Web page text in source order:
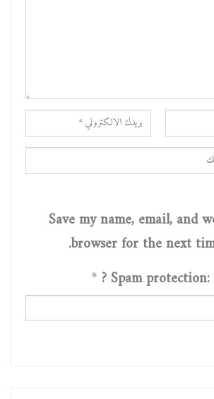
Save my name, email, and
browser for the next
Spam protection:
*